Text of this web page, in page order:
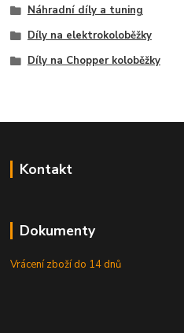
Náhradní díly a tuning
Díly na elektrokoloběžky
Díly na Chopper koloběžky
Kontakt
Dokumenty
Vrácení zboží do 14 dnů